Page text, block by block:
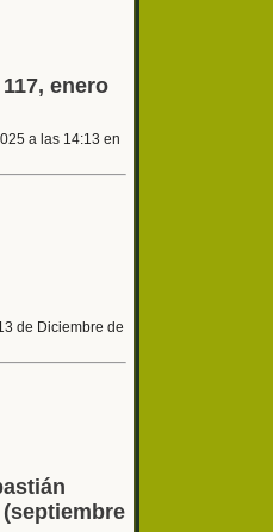
enero
a las 14:13 en
de Diciembre de